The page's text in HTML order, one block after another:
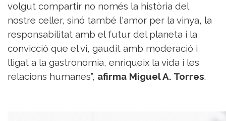
volgut compartir no només la història del
nostre celler, sinó també l'amor per la vinya, la
responsabilitat amb el futur del planeta i la
convicció que el vi, gaudit amb moderació i
lligat a la gastronomia, enriqueix la vida i les
relacions humanes”, afirma Miguel A. Torres.